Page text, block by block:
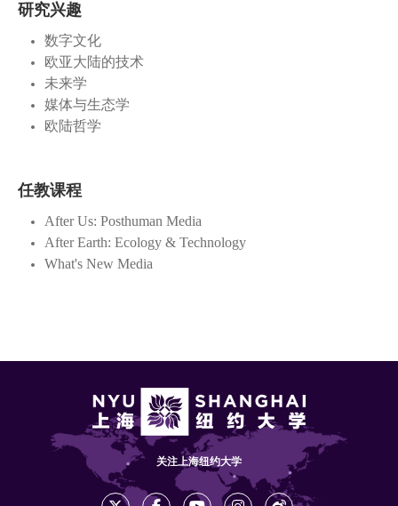
研究兴趣
数字文化
欧亚大陆的技术
未来学
媒体与生态学
欧陆哲学
任教课程
After Us: Posthuman Media
After Earth: Ecology & Technology
What's New Media
关注上海纽约大学